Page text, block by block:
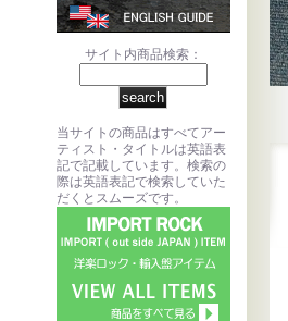
サイト内商品検索：
当サイトの商品はすべてアー
ティスト・タイトルは英語表
記で記載しています。検索の
際は英語表記で検索していた
だくとスムーズです。